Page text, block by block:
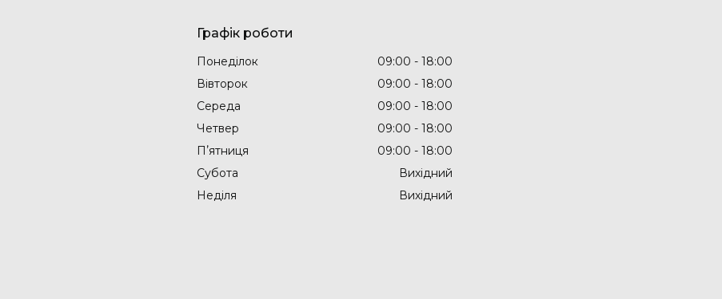
Графік роботи
Понеділок 09:00
18:00
Вівторок
09:00
18:00
Середа
09:00
18:00
Четвер
09:00
18:00
Пʼятниця
09:00
18:00
Субота
Вихідний
Неділя
Вихідний